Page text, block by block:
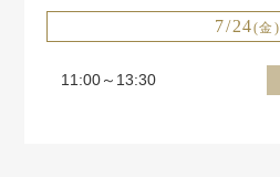
7/24(金)
11:00～13:30